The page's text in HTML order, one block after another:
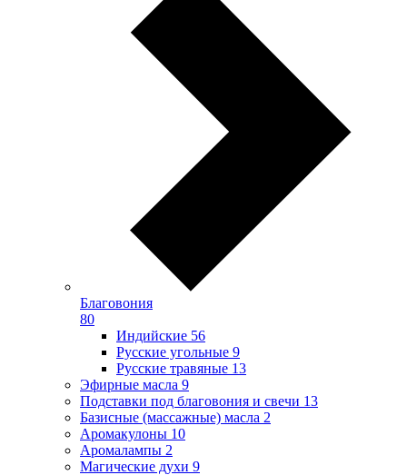
Благовония
80
Индийские 56
Русские угольные 9
Русские травяные 13
Эфирные масла 9
Подставки под благовония и свечи 13
Базисные (массажные) масла 2
Аромакулоны 10
Аромалампы 2
Магические духи 9